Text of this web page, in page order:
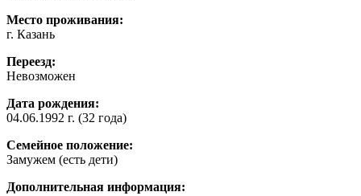
Место проживания:
г. Казань
Переезд:
Невозможен
Дата рождения:
04.06.1992 г. (32 года)
Семейное положение:
Замужем (есть дети)
Дополнительная информация: